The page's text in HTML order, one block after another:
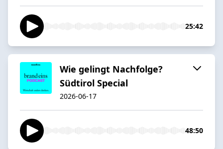
25:42
Wie gelingt Nachfolge?
Südtirol Special
2026-06-17
48:50